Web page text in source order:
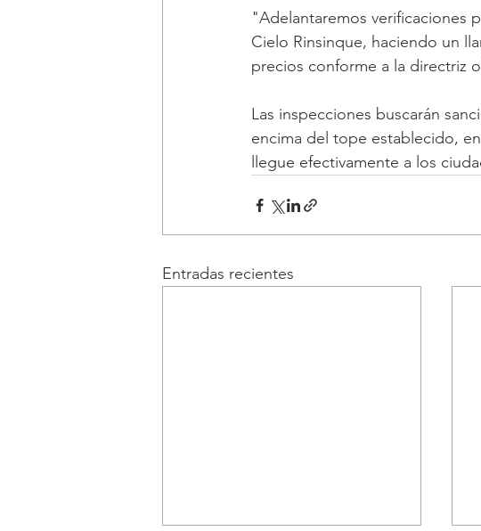
"Adelantaremos verificaciones
Cielo Rinsinque, haciendo un
precios conforme a la directriz
Las inspecciones buscarán
encima del tope establecido,
llegue efectivamente a los
Entradas recientes